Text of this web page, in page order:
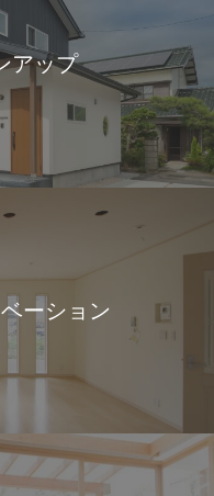
アップ
ーション